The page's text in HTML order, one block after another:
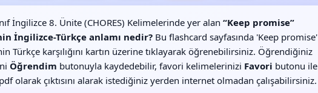
İngilizce 8. Ünite (CHORES) Kelimelerinde yer alan “Keep promise”
İngilizce-Türkçe anlamı nedir? Bu flashcard sayfasında 'Keep promise'
Türkçe karşılığını kartın üzerine tıklayarak öğrenebilirsiniz. Öğrendiğiniz
Öğrendim butonuyla kaydedebilir, favori kelimelerinizi Favori butonu ile
olarak çıktısını alarak istediğiniz yerden internet olmadan çalışabilirsiniz.